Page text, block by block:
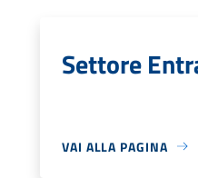
Settore
VAI ALLA PAGINA